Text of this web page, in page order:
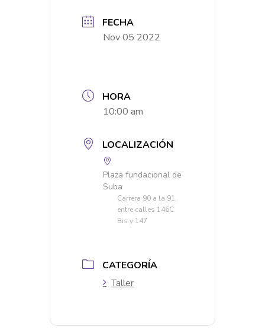
FECHA
Nov 05 2022
HORA
10:00 am
LOCALIZACIÓN
Plaza fundacional de
Suba
Carrera 90 a la 91,
entre calles 146C
Bis y 147
CATEGORÍA
Taller